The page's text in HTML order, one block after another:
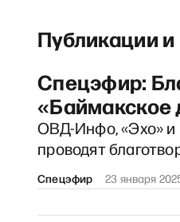
Публикации
Спецэфир:
«Баймакское
ОВД-Инфо, «Эхо» и
проводят
Спецэфир 23 января